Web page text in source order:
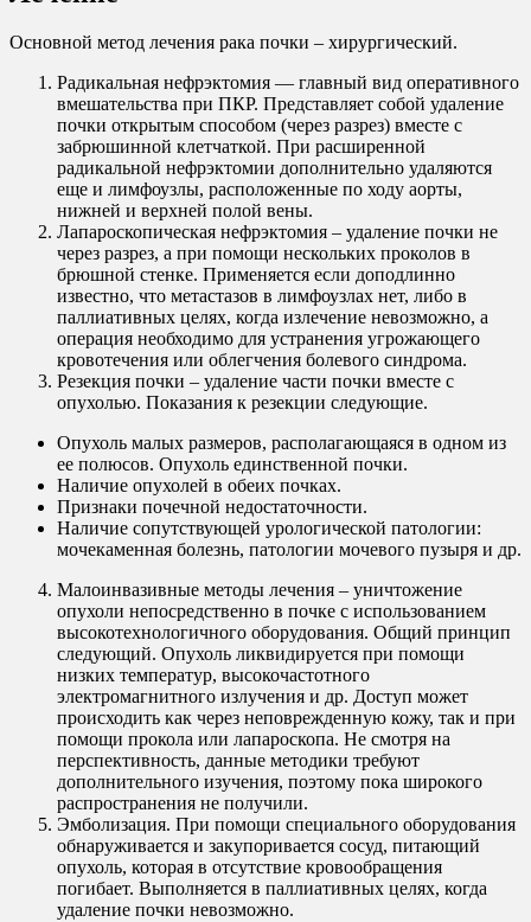
Основной метод лечения рака почки – хирургический.
Радикальная нефрэктомия — главный вид оперативного
вмешательства при ПКР. Представляет собой удаление
почки открытым способом (через разрез) вместе с
забрюшинной клетчаткой. При расширенной
радикальной нефрэктомии дополнительно удаляются
еще и лимфоузлы, расположенные по ходу аорты,
нижней и верхней полой вены.
Лапароскопическая нефрэктомия – удаление почки не
через разрез, а при помощи нескольких проколов в
брюшной стенке. Применяется если доподлинно
известно, что метастазов в лимфоузлах нет, либо в
паллиативных целях, когда излечение невозможно, а
операция необходимо для устранения угрожающего
кровотечения или облегчения болевого синдрома.
Резекция почки – удаление части почки вместе с
опухолью. Показания к резекции следующие.
Опухоль малых размеров, располагающаяся в одном из
ее полюсов. Опухоль единственной почки.
Наличие опухолей в обеих почках.
Признаки почечной недостаточности.
Наличие сопутствующей урологической патологии:
мочекаменная болезнь, патологии мочевого пузыря и др.
Малоинвазивные методы лечения – уничтожение
опухоли непосредственно в почке с использованием
высокотехнологичного оборудования. Общий принцип
следующий. Опухоль ликвидируется при помощи
низких температур, высокочастотного
электромагнитного излучения и др. Доступ может
происходить как через неповрежденную кожу, так и при
помощи прокола или лапароскопа. Не смотря на
перспективность, данные методики требуют
дополнительного изучения, поэтому пока широкого
распространения не получили.
Эмболизация. При помощи специального оборудования
обнаруживается и закупоривается сосуд, питающий
опухоль, которая в отсутствие кровообращения
погибает. Выполняется в паллиативных целях, когда
удаление почки невозможно.